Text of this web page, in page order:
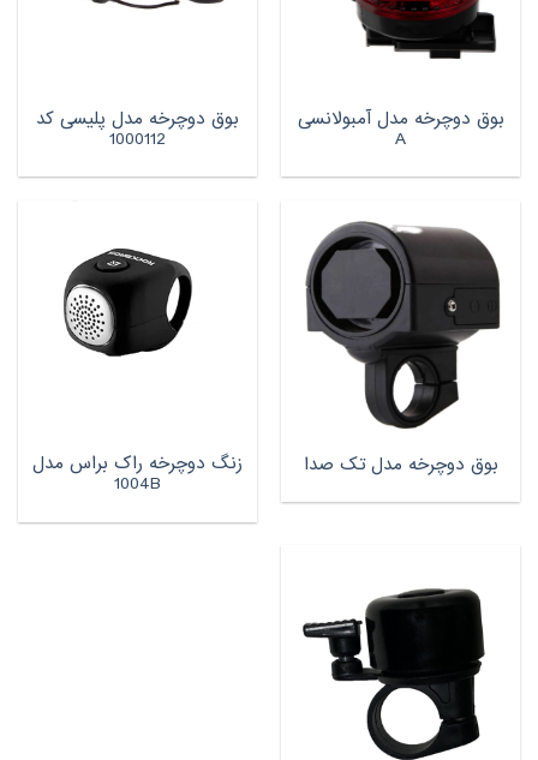
بوق دوچرخه مدل آمبولانسی
A
بوق دوچرخه مدل پلیسی کد
1000112
بوق دوچرخه مدل تک صدا زنگ دوچرخه راک براس مدل
1004B